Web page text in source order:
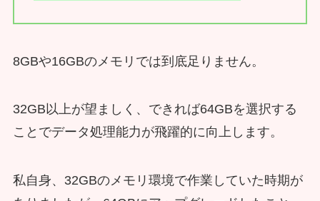
8GBや16GBのメモリでは到底足りません。
32GB以上が望ましく、できれば64GBを選択する
ことでデータ処理能力が飛躍的に向上します。
私自身、32GBのメモリ環境で作業していた時期が